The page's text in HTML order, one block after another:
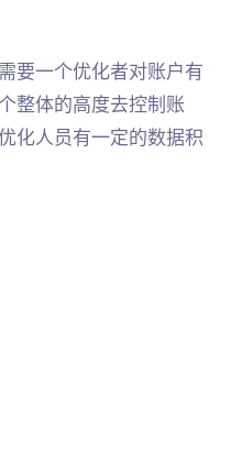
要一个优化者对账户有
整体的高度去控制账
化人员有一定的数据积